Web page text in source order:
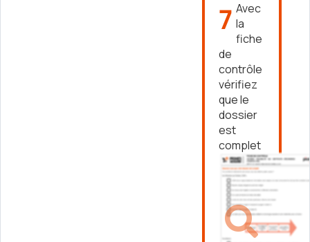
7 Avec
la
fiche
de
contrôle
vérifiez
que le
dossier
est
complet